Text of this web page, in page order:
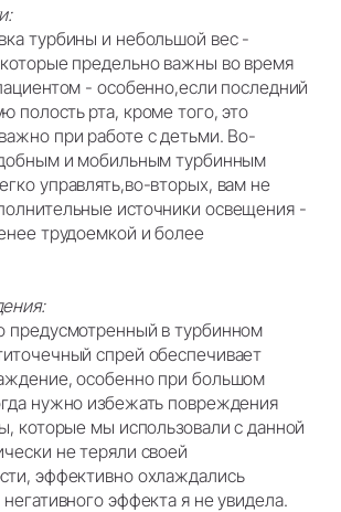
турбины и небольшой вес -
предельно важны во время
- особенно,если последний
полость рта, кроме того, это
при работе с детьми. Во-
и мобильным турбинным
управлять,во-вторых, вам не
источники освещения -
трудоемкой и более
предусмотренный в турбинном
спрей обеспечивает
особенно при большом
нужно избежать повреждения
которые мы использовали с данной
не теряли своей
эффективно охлаждались
эффекта я не увидела.